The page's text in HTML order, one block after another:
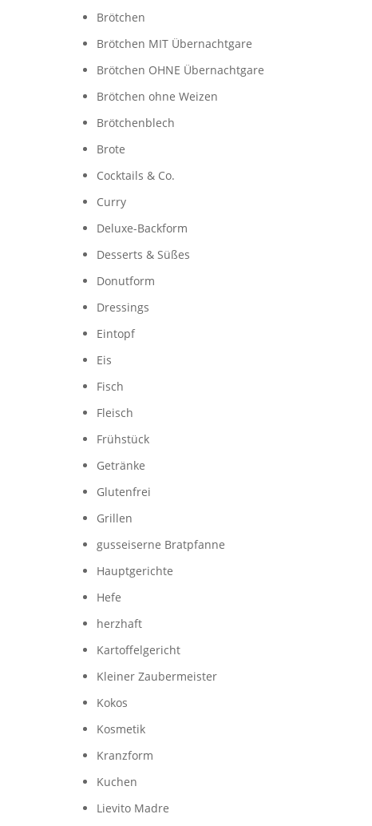
Brötchen
Brötchen MIT Übernachtgare
Brötchen OHNE Übernachtgare
Brötchen ohne Weizen
Brötchenblech
Brote
Cocktails & Co.
Curry
Deluxe-Backform
Desserts & Süßes
Donutform
Dressings
Eintopf
Eis
Fisch
Fleisch
Frühstück
Getränke
Glutenfrei
Grillen
gusseiserne Bratpfanne
Hauptgerichte
Hefe
herzhaft
Kartoffelgericht
Kleiner Zaubermeister
Kokos
Kosmetik
Kranzform
Kuchen
Lievito Madre